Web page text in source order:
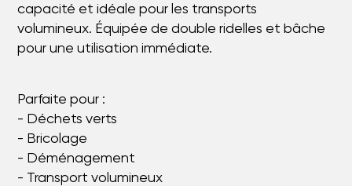
capacité et idéale pour les transports
volumineux. Équipée de double ridelles et bâche
pour une utilisation immédiate.
Parfaite pour :
- Déchets verts
- Bricolage
- Déménagement
- Transport volumineux